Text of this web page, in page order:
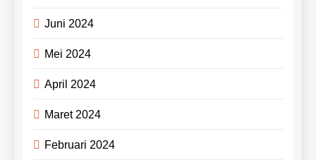
Juni 2024
Mei 2024
April 2024
Maret 2024
Februari 2024